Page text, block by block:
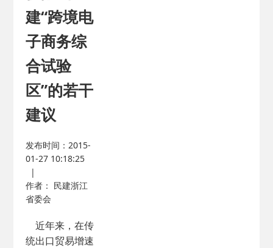
建“跨境电
子商务综
合试验
区”的若干
建议
发布时间：2015-
01-27 10:18:25
|
作者： 民建浙江
省委会
近年来，在传
统出口贸易增速